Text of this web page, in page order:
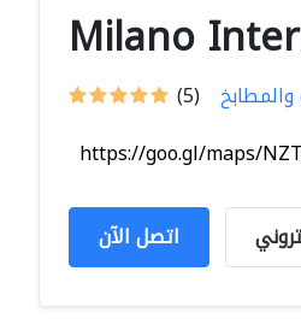
Milano
(5)
https://goo.gl/maps/
اتصل الآن